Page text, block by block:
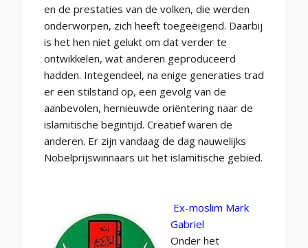
en de prestaties van de volken, die werden
onderworpen, zich heeft toegeëigend. Daarbij
is het hen niet gelukt om dat verder te
ontwikkelen, wat anderen geproduceerd
hadden. Integendeel, na enige generaties trad
er een stilstand op, een gevolg van de
aanbevolen, hernieuwde oriëntering naar de
islamitische begintijd. Creatief waren de
anderen. Er zijn vandaag de dag nauwelijks
Nobelprijswinnaars uit het islamitische gebied.
Ex-moslim Mark
Gabriel
Onder het